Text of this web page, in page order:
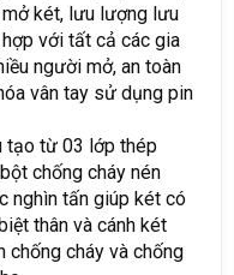
két, lưu lượng lưu
với tất cả các gia
người mở, an toàn
vân tay sử dụng pin
tạo từ 03 lớp thép
chống cháy nén
nghìn tấn giúp két có
thân và cánh két
cháy và chống